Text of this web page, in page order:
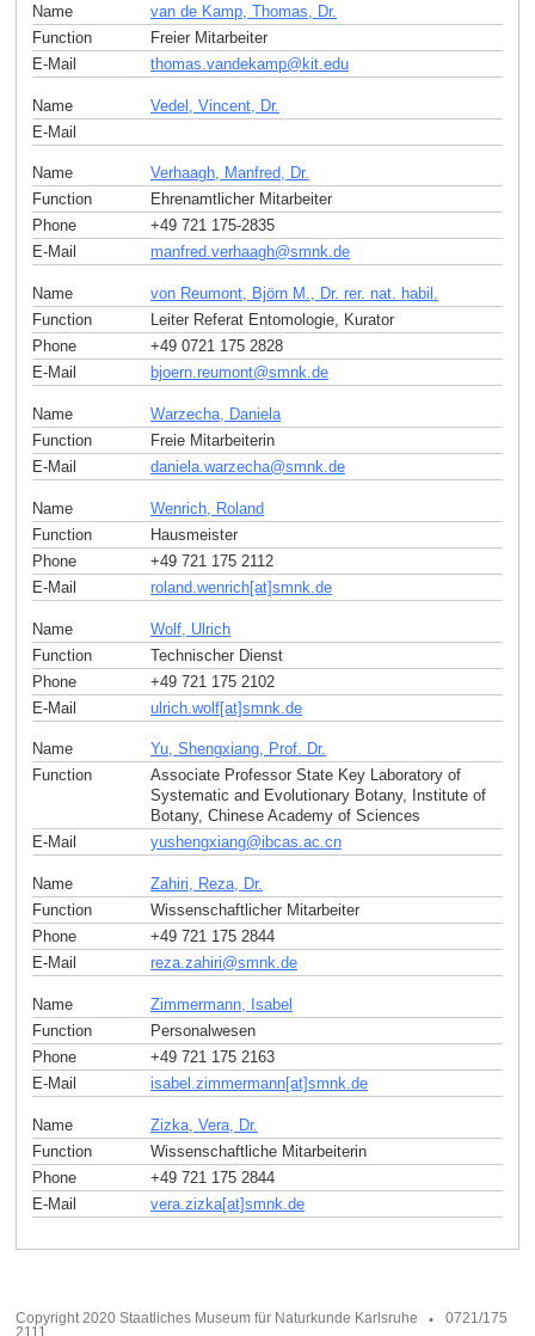
Name
van de Kamp, Thomas, Dr.
Function
Freier Mitarbeiter
E-Mail
thomas.vandekamp@ kit edu
Name
Vedel, Vincent, Dr.
E-Mail
Name
Verhaagh, Manfred, Dr.
Function
Ehrenamtlicher Mitarbeiter
Phone
+49 721 175-2835
E-Mail
manfred.verhaagh@smnk.de
Name
von Reumont, Björn M., Dr. rer. nat. habil.
Function
Leiter Referat Entomologie, Kurator
Phone
+49 0721 175 2828
E-Mail
bjoern.reumont@smnk.de
Name
Warzecha, Daniela
Function
Freie Mitarbeiterin
E-Mail
daniela.warzecha@smnk de
Name
Wenrich, Roland
Function
Hausmeister
Phone
+49 721 175 2112
E-Mail
roland.wenrich[at]smnk de
Name
Wolf, Ulrich
Function
Technischer Dienst
Phone
+49 721 175 2102
E-Mail
ulrich.wolf[at]smnk de
Name
Yu, Shengxiang, Prof. Dr.
Function
Associate Professor State Key Laboratory of
Systematic and Evolutionary Botany, Institute of
Botany, Chinese Academy of Sciences
E-Mail
yushengxiang@ibcas.ac.cn
Name
Zahiri, Reza, Dr.
Function
Wissenschaftlicher Mitarbeiter
Phone
+49 721 175 2844
E-Mail
reza.zahiri@smnk.de
Name
Zimmermann, Isabel
Function
Personalwesen
Phone
+49 721 175 2163
E-Mail
isabel.zimmermann[at]smnk de
Name
Zizka, Vera, Dr.
Function
Wissenschaftliche Mitarbeiterin
Phone
+49 721 175 2844
E-Mail
vera.zizka[at]smnk de
Copyright 2020 Staatliches Museum für Naturkunde Karlsruhe
0721/175
2111